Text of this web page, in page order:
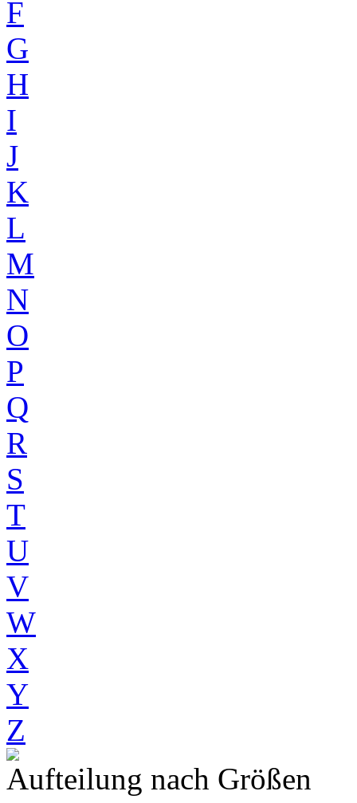
F
G
H
I
J
K
L
M
N
O
P
Q
R
S
T
U
V
W
X
Y
Z
Aufteilung nach Größen